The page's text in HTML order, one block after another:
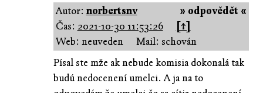
» odpovědět «
Autor:norbertsnv
Čas: 2021-10-30 11:53:26
[↑]
Web: neuveden
Mail: schován
Písal ste mže ak nebude komisia dokonalá tak
budú nedocenení umelci. A ja na to